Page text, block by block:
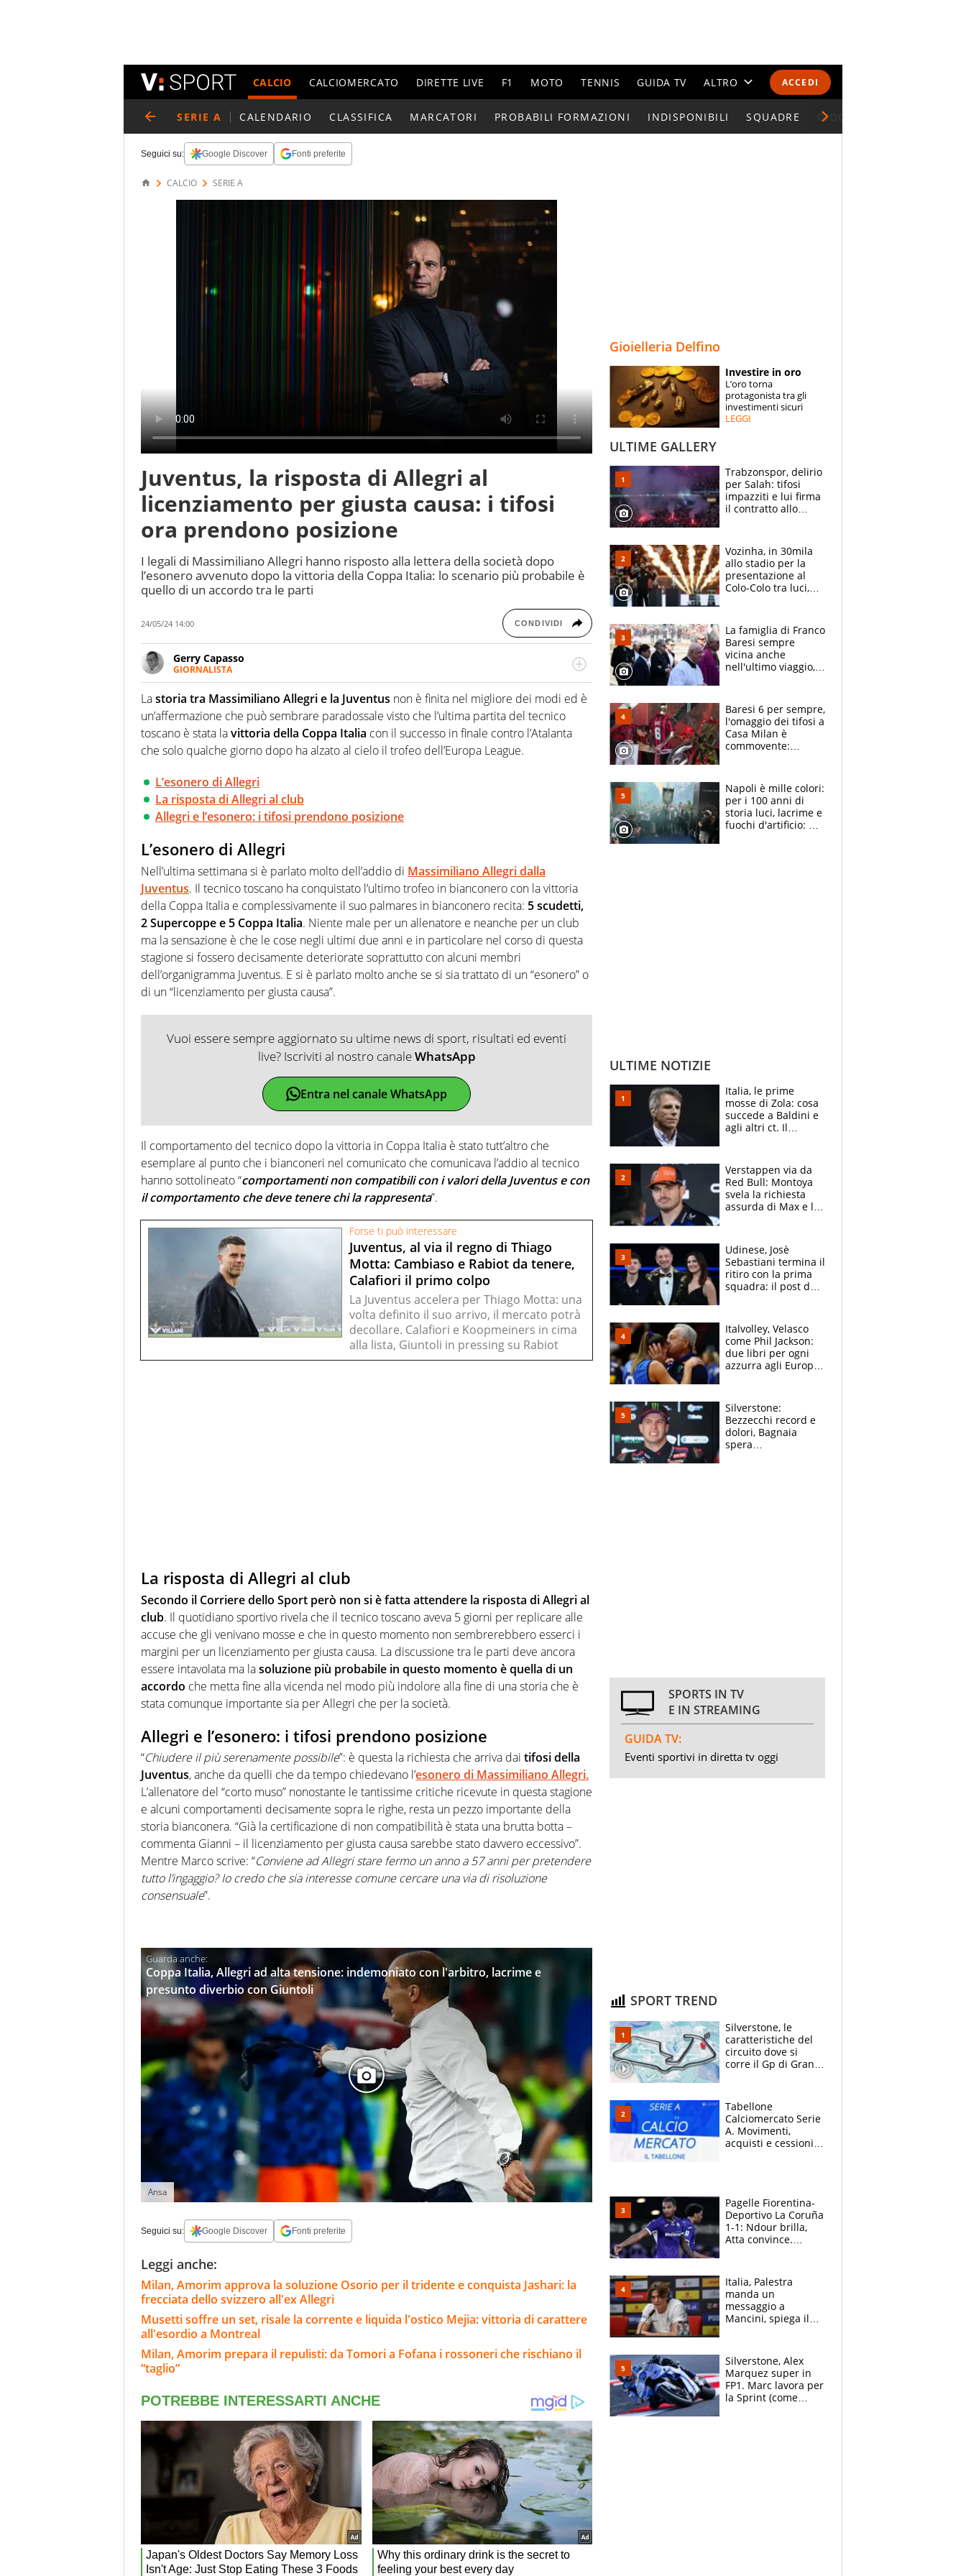
ACCEDI
CALCIO CALCIOMERCATO DIRETTE LIVE F1 MOTO TENNIS GUIDA TV ALTRO
CALENDARI E CLASSIFICHE
ESPERTI
CONTATTI
SERIE A CALENDARIO CLASSIFICA MARCATORI PROBABILI FORMAZIONI INDISPONIBILI SQUADRE GIOCATORI SERIE A
Seguici su: Google Discover Fonti preferite
CALCIO SERIE A
Juventus, la risposta di Allegri al
licenziamento per giusta causa: i tifosi
ora prendono posizione
I legali di Massimiliano Allegri hanno risposto alla lettera della società dopo
l’esonero avvenuto dopo la vittoria della Coppa Italia: lo scenario più probabile è
quello di un accordo tra le parti
24/05/24 14:00 CONDIVIDI
Gerry Capasso
GIORNALISTA
Per lui gli sport americani non hanno segreti: basket, football, baseball e la capacità
innata di trovare la notizia dove altri non vedono granché
Lastoria tra Massimiliano Allegri e la Juventus non è finita nel migliore dei modi ed è
un’affermazione che può sembrare paradossale visto che l’ultima partita del tecnico
toscano è stata lavittoria della Coppa Italia con il successo in finale contro l’Atalanta
che solo qualche giorno dopo ha alzato al cielo il trofeo dell’Europa League.
L’esonero di Allegri
La risposta di Allegri al club
Allegri e l’esonero: i tifosi prendono posizione
L’esonero di Allegri
Nell’ultima settimana si è parlato molto dell’addio di Massimiliano Allegri dalla
Juventus. Il tecnico toscano ha conquistato l’ultimo trofeo in bianconero con la vittoria
della Coppa Italia e complessivamente il suo palmares in bianconero recita: 5 scudetti,
2 Supercoppe e 5 Coppa Italia. Niente male per un allenatore e neanche per un club
ma la sensazione è che le cose negli ultimi due anni e in particolare nel corso di questa
stagione si fossero decisamente deteriorate soprattutto con alcuni membri
dell’organigramma Juventus. E si è parlato molto anche se si sia trattato di un “esonero” o
di un “licenziamento per giusta causa”.
Vuoi essere sempre aggiornato su ultime news di sport, risultati ed eventi
live? Iscriviti al nostro canaleWhatsApp
Entra nel canale WhatsApp
Il comportamento del tecnico dopo la vittoria in Coppa Italia è stato tutt’altro che
esemplare al punto che i bianconeri nel comunicato che comunicava l’addio al tecnico
hanno sottolineato “comportamenti non compatibili con i valori della Juventus e con
il comportamento che deve tenere chi la rappresenta”.
Forse ti può interessare
Juventus, al via il regno di Thiago
Motta: Cambiaso e Rabiot da tenere,
Calafiori il primo colpo
La Juventus accelera per Thiago Motta: una
volta definito il suo arrivo, il mercato potrà
decollare. Calafiori e Koopmeiners in cima
alla lista, Giuntoli in pressing su Rabiot
La risposta di Allegri al club
Secondo il Corriere dello Sport però non si è fatta attendere la risposta di Allegri al
club. Il quotidiano sportivo rivela che il tecnico toscano aveva 5 giorni per replicare alle
accuse che gli venivano mosse e che in questo momento non sembrerebbero esserci i
margini per un licenziamento per giusta causa. La discussione tra le parti deve ancora
essere intavolata ma lasoluzione più probabile in questo momento è quella di un
accordo che metta fine alla vicenda nel modo più indolore alla fine di una storia che è
stata comunque importante sia per Allegri che per la società.
Allegri e l’esonero: i tifosi prendono posizione
“Chiudere il più serenamente possibile”: è questa la richiesta che arriva dai tifosi della
Juventus, anche da quelli che da tempo chiedevano l’esonero di Massimiliano Allegri.
L’allenatore del “corto muso” nonostante le tantissime critiche ricevute in questa stagione
e alcuni comportamenti decisamente sopra le righe, resta un pezzo importante della
storia bianconera. “Già la certificazione di non compatibilità è stata una brutta botta –
commenta Gianni – il licenziamento per giusta causa sarebbe stato davvero eccessivo”.
Mentre Marco scrive: “Conviene ad Allegri stare fermo un anno a 57 anni per pretendere
tutto l’ingaggio? Io credo che sia interesse comune cercare una via di risoluzione
consensuale”.
Coppa Italia, Allegri ad alta tensione: indemoniato con l'arbitro, lacrime e
presunto diverbio con Giuntoli
Ansa
Seguici su: Google Discover Fonti preferite
Leggi anche:
Milan, Amorim approva la soluzione Osorio per il tridente e conquista Jashari: la
frecciata dello svizzero all'ex Allegri
Musetti soffre un set, risale la corrente e liquida l'ostico Mejia: vittoria di carattere
all'esordio a Montreal
Milan, Amorim prepara il repulisti: da Tomori a Fofana i rossoneri che rischiano il
“taglio”
Gioielleria Delfino
Investire in oro
L’oro torna
protagonista tra gli
investimenti sicuri
LEGGI
ULTIME GALLERY
Trabzonspor, delirio
per Salah: tifosi
impazziti e lui firma
il contratto allo
Vozinha, in 30mila
allo stadio per la
presentazione al
Colo-Colo tra luci,
La famiglia di Franco
Baresi sempre
vicina anche
nell'ultimo viaggio,
circondati
dall'affetto dei tifosi
Baresi 6 per sempre,
l'omaggio dei tifosi a
Casa Milan è
commovente:
bigliettini
Napoli è mille colori:
per i 100 anni di
storia luci, lacrime e
fuochi d'artificio: De
ULTIME NOTIZIE
Italia, le prime
mosse di Zola: cosa
succede a Baldini e
agli altri ct. Il
azzurri
Verstappen via da
Red Bull: Montoya
svela la richiesta
assurda di Max e lo
McLaren siano
meglio?”
Udinese, Josè
Sebastiani termina il
ritiro con la prima
squadra: il post del
sfondo
Italvolley, Velasco
come Phil Jackson:
due libri per ogni
azzurra agli Europei.
Silverstone:
Bezzecchi record e
dolori, Bagnaia
spera
SPORTS IN TV
E IN STREAMING
GUIDA TV:
Eventi sportivi in diretta tv oggi
SPORT TREND
Silverstone, le
caratteristiche del
circuito dove si
corre il Gp di Gran
Tabellone
Calciomercato Serie
A. Movimenti,
acquisti e cessioni:
Pagelle Fiorentina-
Deportivo La Coruña
1-1: Ndour brilla,
Atta convince.
Italia, Palestra
manda un
messaggio a
Mancini, spiega il
l'alleanza con
Donnarumma
Silverstone, Alex
Marquez super in
FP1. Marc lavora per
la Sprint (come